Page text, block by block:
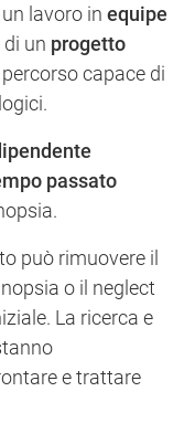
lavoro in equipe
un progetto
capace di
passato
può rimuovere il
o il neglect
La ricerca e
e trattare